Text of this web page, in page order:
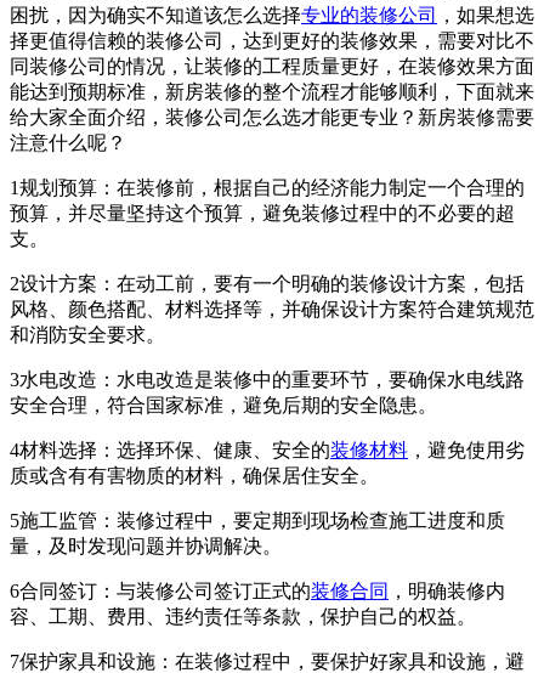
困扰，因为确实不知道该怎么选择专业的装修公司
，如果想选
择更值得信赖的装修公司，达到更好的装修效果，需要对比不
同装修公司的情况，让装修的工程质量更好，在装修效果方面
能达到预期标准，新房装修的整个流程才能够顺利，下面就来
给大家全面介绍，装修公司怎么选才能更专业？新房装修需要
注意什么呢？
1规划预算：在装修前，根据自己的经济能力制定一个合理的
预算，并尽量坚持这个预算，避免装修过程中的不必要的超
支。
2设计方案：在动工前，要有一个明确的装修设计方案，包括
风格、颜色搭配、材料选择等，并确保设计方案符合建筑规范
和消防安全要求。
3水电改造：水电改造是装修中的重要环节，要确保水电线路
安全合理，符合国家标准，避免后期的安全隐患。
4材料选择：选择环保、健康、安全的装修材料 ，避免使用劣
质或含有有害物质的材料，确保居住安全。
5施工监管：装修过程中，要定期到现场检查施工进度和质
量，及时发现问题并协调解决。
6合同签订：与装修公司签订正式的装修合同 ，明确装修内
容、工期、费用、违约责任等条款，保护自己的权益。
7保护家具和设施：在装修过程中，要保护好家具和设施，避